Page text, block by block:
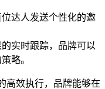
达人发送个性化的邀
实时跟踪，品牌可以
略。
高效执行，品牌能够在